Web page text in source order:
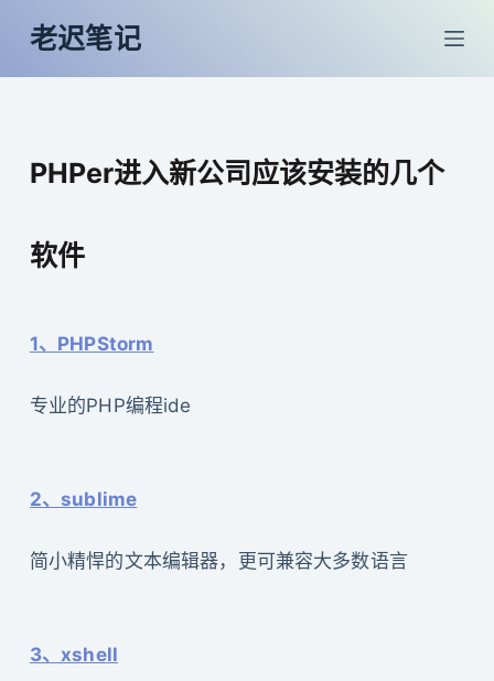
跳
过
内
老迟笔记
PHPer进入新公司应该安装的几个
软件
1、PHPStorm
专业的PHP编程ide
2、sublime
简小精悍的文本编辑器，更可兼容大多数语言
3、xshell